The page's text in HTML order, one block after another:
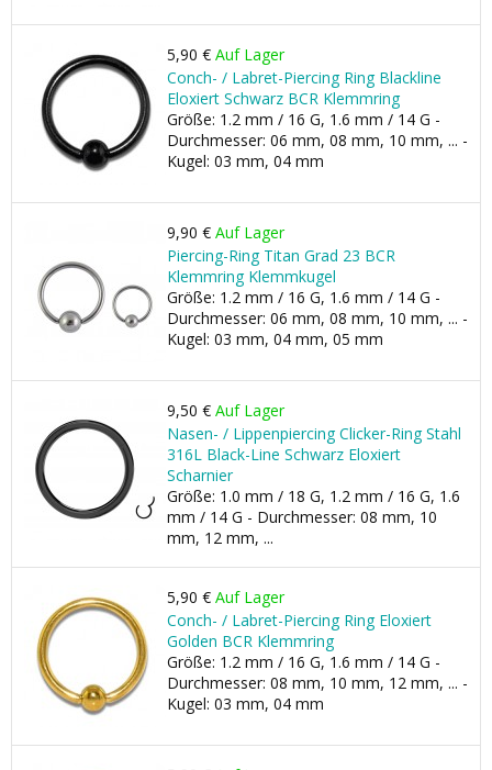
5,90 € Auf Lager
Conch- / Labret-Piercing Ring Blackline
Eloxiert Schwarz BCR Klemmring
Größe: 1.2 mm / 16 G, 1.6 mm / 14 G -
Durchmesser: 06 mm, 08 mm, 10 mm, ... -
Kugel: 03 mm, 04 mm
9,90 € Auf Lager
Piercing-Ring Titan Grad 23 BCR
Klemmring Klemmkugel
Größe: 1.2 mm / 16 G, 1.6 mm / 14 G -
Durchmesser: 06 mm, 08 mm, 10 mm, ... -
Kugel: 03 mm, 04 mm, 05 mm
9,50 € Auf Lager
Nasen- / Lippenpiercing Clicker-Ring Stahl
316L Black-Line Schwarz Eloxiert
Scharnier
Größe: 1.0 mm / 18 G, 1.2 mm / 16 G, 1.6
mm / 14 G - Durchmesser: 08 mm, 10
mm, 12 mm, ...
5,90 € Auf Lager
Conch- / Labret-Piercing Ring Eloxiert
Golden BCR Klemmring
Größe: 1.2 mm / 16 G, 1.6 mm / 14 G -
Durchmesser: 08 mm, 10 mm, 12 mm, ... -
Kugel: 03 mm, 04 mm